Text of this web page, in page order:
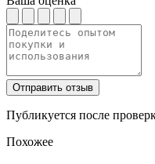
Отправить отзыв
Публикуется после
Похожее